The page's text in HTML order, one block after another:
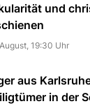
und
19:30 Uhr
aus
in der